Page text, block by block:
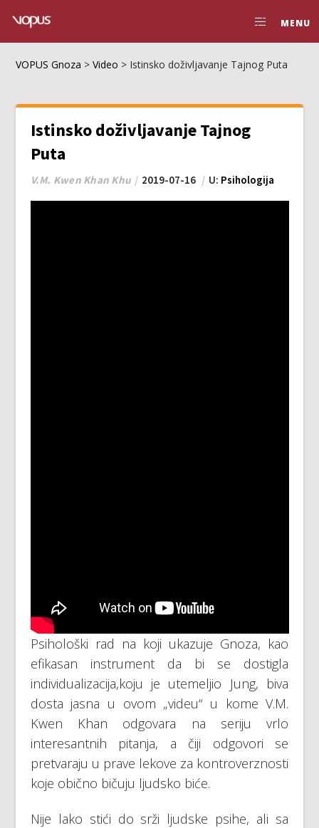
MENU
VOPUS Gnoza >Video > Istinsko doživljavanje Tajnog Puta
Istinsko doživljavanje Tajnog
Puta
V.M. Kwen Khan Khu 2019-07-16 U: Psihologija
Psihološki rad na koji ukazuje Gnoza, kao
efikasan instrument da bi se dostigla
individualizacija,koju je utemeljio Jung, biva
dosta jasna u ovom „videu“ u kome V.M.
Kwen Khan odgovara na seriju vrlo
interesantnih pitanja, a čiji odgovori se
pretvaraju u prave lekove za kontroverznosti
koje obično bičuju ljudsko biće.
Nije lako stići do srži ljudske psihe, ali sa